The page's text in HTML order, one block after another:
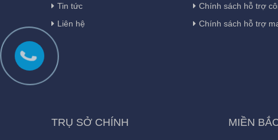
Tin tức
Liên hệ
Chính sách hỗ trợ
Chính sách hỗ trợ
TRỤ SỞ CHÍNH MIỀN